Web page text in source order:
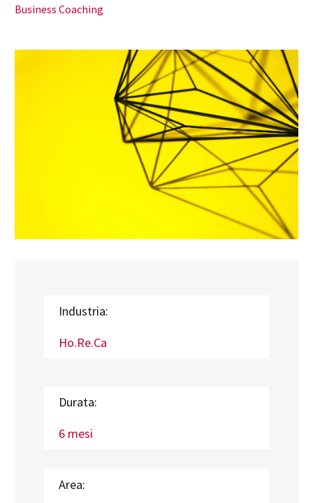
Business Coaching
Industria:
Ho.Re.Ca
Durata:
6 mesi
Area: